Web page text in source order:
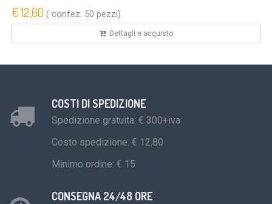
€ 12,60 ( confez. 50 pezzi)
Dettagli e acquisto
COSTI DI SPEDIZIONE
Spedizione gratuita: € 300+iva
Costo spedizione: € 12,80
Minimo ordine: € 15
CONSEGNA 24/48 ORE